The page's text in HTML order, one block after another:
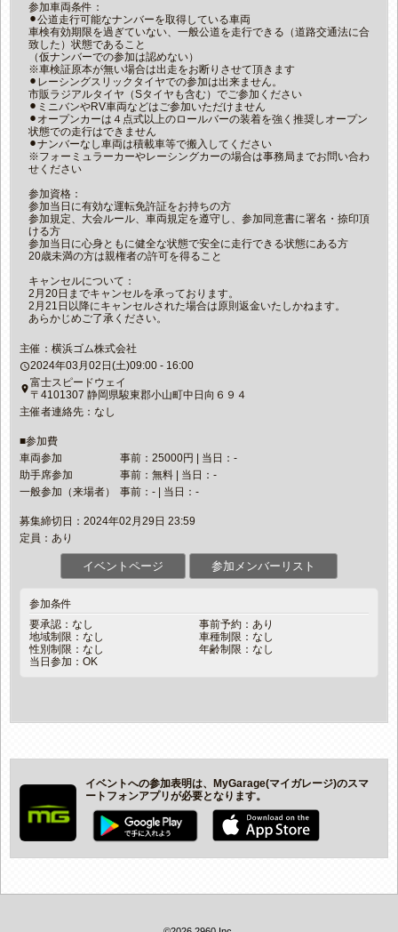
参加車両条件：
⚫︎公道走行可能なナンバーを取得している車両
車検有効期限を過ぎていない、一般公道を走行できる（道路交通法に合
致した）状態であること
（仮ナンバーでの参加は認めない）
※車検証原本が無い場合は出走をお断りさせて頂きます
⚫︎レーシングスリックタイヤでの参加は出来ません。
市販ラジアルタイヤ（Sタイヤも含む）でご参加ください
⚫︎ミニバンやRV車両などはご参加いただけません
⚫︎オープンカーは４点式以上のロールバーの装着を強く推奨しオープン
状態での走行はできません
⚫︎ナンバーなし車両は積載車等で搬入してください
※フォーミュラーカーやレーシングカーの場合は事務局までお問い合わ
せください
参加資格：
参加当日に有効な運転免許証をお持ちの方
参加規定、大会ルール、車両規定を遵守し、参加同意書に署名・捺印頂
ける方
参加当日に心身ともに健全な状態で安全に走行できる状態にある方
20歳未満の方は親権者の許可を得ること
キャンセルについて：
2月20日までキャンセルを承っております。
2月21日以降にキャンセルされた場合は原則返金いたしかねます。
あらかじめご了承ください。
主催：横浜ゴム株式会社
access_time2024年03月02日(土)09:00 - 16:00
place富士スピードウェイ
〒4101307 静岡県駿東郡小山町中日向６９４
主催者連絡先：なし
■参加費
車両参加
事前：25000円 | 当日：-
助手席参加
事前：無料 | 当日：-
一般参加（来場者）
事前：- | 当日：-
募集締切日：2024年02月29日 23:59
定員：あり
イベントページ 参加メンバーリスト
参加条件
要承認：なし
事前予約：あり
地域制限：なし
車種制限：なし
性別制限：なし
年齢制限：なし
当日参加：OK
イベントへの参加表明は、MyGarage(マイガレージ)のスマ
ートフォンアプリが必要となります。